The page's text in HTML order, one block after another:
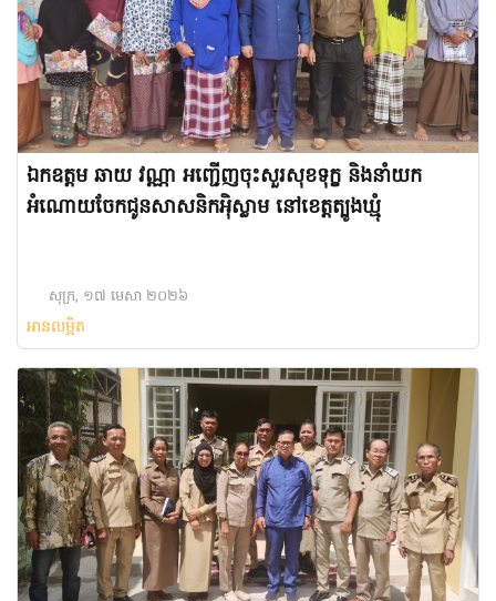
ឯកឧត្តម ឆាយ វណ្ណា អញ្ជើញ​ចុះសួរសុខទុក្ខ និងនាំយក
អំណោយចែកជូនសាសនិកអ៉ិស្លាម នៅខេត្តត្បូងឃ្មុំ
សុក្រ, ១៧ មេសា ២០២៦
អានលម្អិត